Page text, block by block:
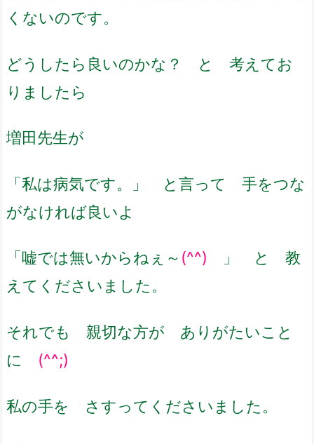
くないのです。
どうしたら良いのかな？ と 考えてお
りましたら
増田先生が
「私は病気です。」 と言って 手をつな
がなければ良いよ
「嘘では無いからねぇ～ (^^) 」 と 教
えてくださいました。
それでも 親切な方が ありがたいこと
に (^^;)
私の手を さすってくださいました。